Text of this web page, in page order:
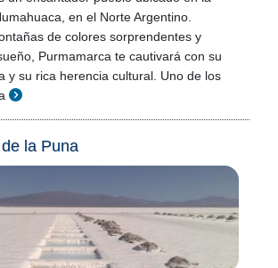
en el Norte Argentino.
de colores sorprendentes y
Purmamarca te cautivará con su
y su rica herencia cultural. Uno de los
la Puna